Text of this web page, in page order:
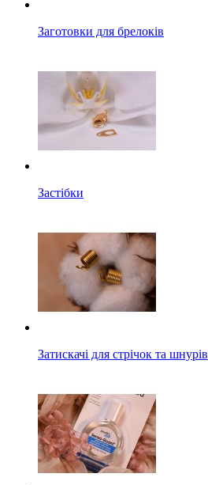
Заготовки для брелоків
Застібки
Затискачі для стрічок та шнурів